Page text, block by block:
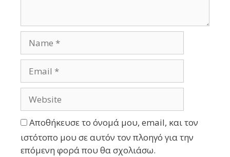
Αποθήκευσε το όνομά μου, email, και τον
ιστότοπο μου σε αυτόν τον πλοηγό για την
επόμενη φορά που θα σχολιάσω.